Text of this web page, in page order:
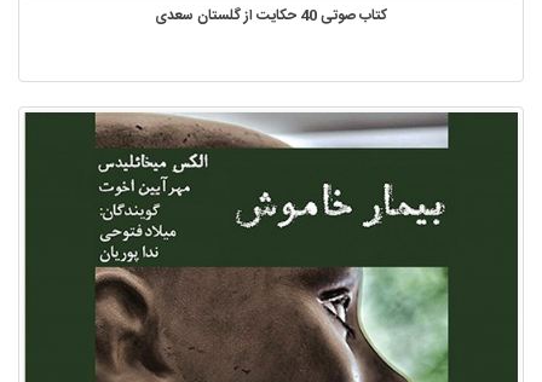
کتاب صوتی 40 حکایت از گلستان سعدی